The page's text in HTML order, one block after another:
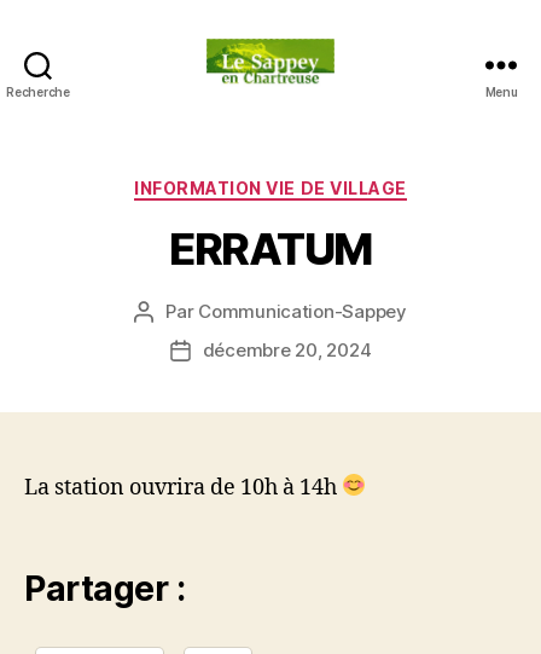
Recherche
en
Chartreuse
Menu
Catégories
INFORMATION VIE DE VILLAGE
ERRATUM
Auteur
l’article
Par Communication-Sappey
Datedécembre 20, 2024
La station ouvrira de 10h à 14h
Partager :